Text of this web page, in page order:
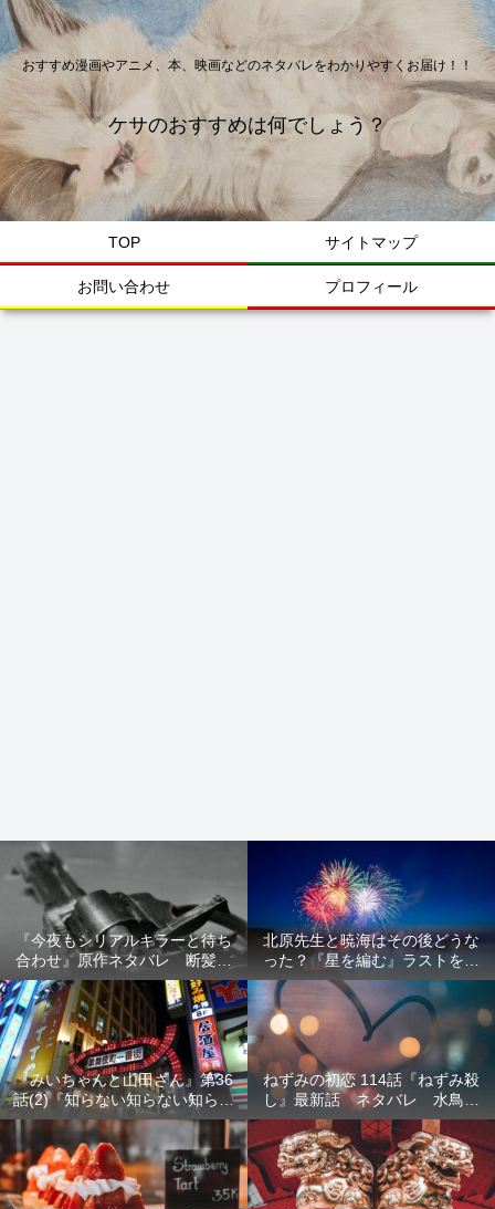
おすすめ漫画やアニメ、本、映画などのネタバレをわかりやすくお届け！！
ケサのおすすめは何でしょう？
TOP サイトマップ
お問い合わせ プロフィール
『今夜もシリアルキラーと待ち
合わせ』原作ネタバレ 断髪オ
ブジェ殺人事件 犯人の正体や
結末を解説
北原先生と暁海はその後どうな
った？『星を編む』ラストをネ
タバレ解説
『みいちゃんと山田さん』第36
話(2)『知らない知らない知らな
い』最新話 ネタバレ 犯人確
定 次回最終回
ねずみの初恋 114話『ねずみ殺
し』最新話 ネタバレ 水鳥死
亡 鯆を殺すか